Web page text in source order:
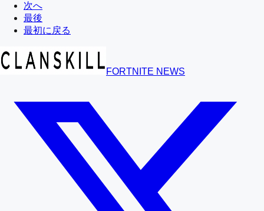
次へ
最後
最初に戻る
FORTNITE NEWS